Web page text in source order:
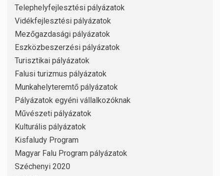
Telephelyfejlesztési pályázatok
Vidékfejlesztési pályázatok
Mezőgazdasági pályázatok
Eszközbeszerzési pályázatok
Turisztikai pályázatok
Falusi turizmus pályázatok
Munkahelyteremtő pályázatok
Pályázatok egyéni vállalkozóknak
Művészeti pályázatok
Kulturális pályázatok
Kisfaludy Program
Magyar Falu Program pályázatok
Széchenyi 2020